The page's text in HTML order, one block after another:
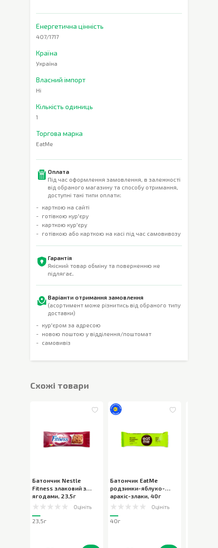
Енергетична цінність
407/1717
Країна
Україна
Власний імпорт
Ні
Кількість одиниць
1
Торгова марка
EatMe
Оплата
Під час оформлення замовлення, в залежності
від обраного магазину та способу отримання,
доступні такі типи оплати:
карткою на сайті
готівкою кур'єру
карткою кур'єру
готівкою або карткою на касі під час самовивозу
Гарантія
Якісний товар обміну та поверненню не
підлягає.
Варіанти отримання замовлення
(асортимент може різнитись від обраного типу
доставки)
кур'єром за адресою
новою поштою у відділення/поштомат
самовивіз
Cхожі товари
Батончик Nestle
Fitness злаковий з
ягодами, 23,5г
Оцініть
23,5г
Батончик EatMe
родзинки-яблуко-
арахіс-злаки, 40г
Оцініть
40г